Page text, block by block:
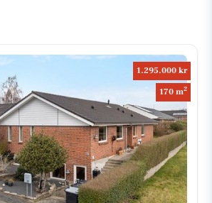
1.295.000 kr
170 m2